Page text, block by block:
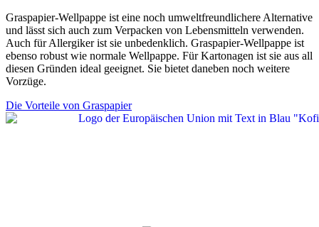
Graspapier-Wellpappe ist eine noch umweltfreundlichere Alternative
und lässt sich auch zum Verpacken von Lebensmitteln verwenden.
Auch für Allergiker ist sie unbedenklich. Graspapier-Wellpappe ist
ebenso robust wie normale Wellpappe. Für Kartonagen ist sie aus all
diesen Gründen ideal geeignet. Sie bietet daneben noch weitere
Vorzüge.
Die Vorteile von Graspapier